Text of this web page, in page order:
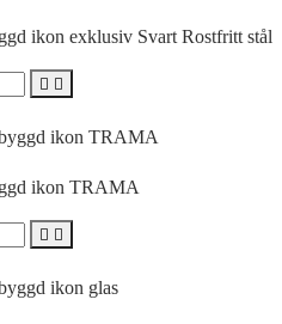
ikon exklusiv Svart Rostfritt stål
 
ikon TRAMA
 